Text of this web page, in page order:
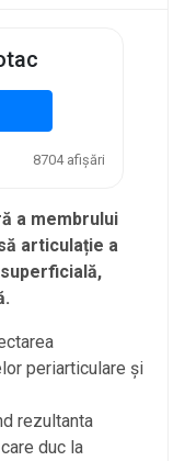
8704 afișări
a membrului
articulație a
periarticulare și
rezultanta
duc la